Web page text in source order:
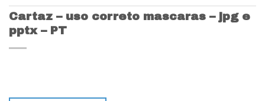
Cartaz – uso correto mascaras – jpg e
pptx – PT